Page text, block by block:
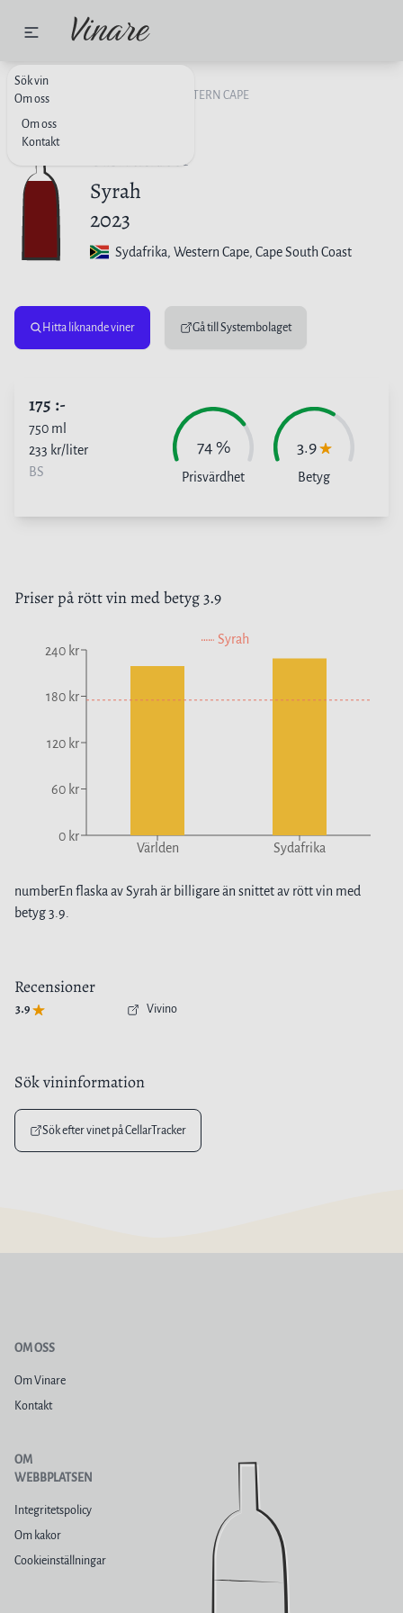
Sök vin
Om oss
Om oss
Kontakt
RÖTT VIN WESTERN CAPE
Gabrielskloof
Syrah
2023
Sydafrika, Western Cape, Cape South Coast
Hitta liknande viner Gå till Systembolaget
175 :-
750 ml
233 kr/liter
BS
74 %
Prisvärdhet
3.9
Betyg
Priser på rött vinmed betyg3.9
0 kr
60 kr
120 kr
180 kr
240 kr
Världen Sydafrika
Syrah
numberEn flaska avSyrahär billigareän snittet av rött vin med
betyg3.9
Recensioner
3.9 Vivino
Sök vininformation
Sök efter vinet på CellarTracker
OM OSS
Om Vinare
Kontakt
OM
WEBBPLATSEN
Integritetspolicy
Om kakor
Cookieinställningar